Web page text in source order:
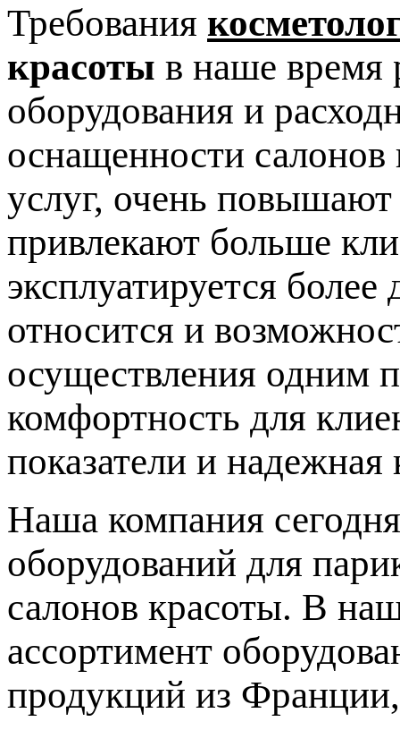
Требования
красоты в наше время
оборудования и
оснащенности салонов
услуг, очень
привлекают больше
эксплуатируется
относится и
осуществления одним
комфортность для
показатели и надежная
Наша компания
оборудований для
салонов красоты. В
ассортимент
продукций из